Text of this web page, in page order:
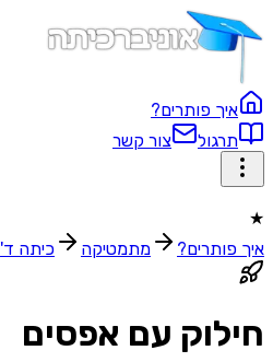
איך פותרים?
תרגול
צור קשר
★
איך פותרים?
מתמטיקה כיתה ד'
חילוק עם אפסים